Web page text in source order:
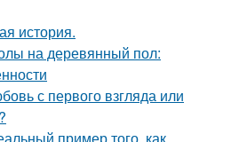
история.
на деревянный пол:
с первого взгляда или
пример того, как